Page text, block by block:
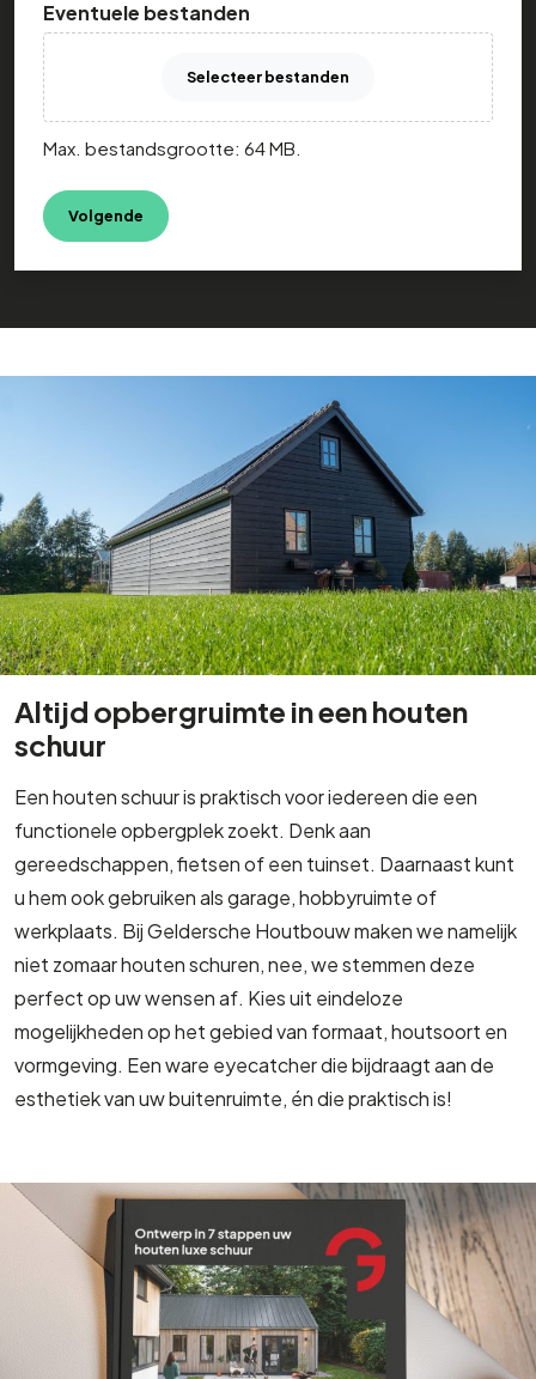
Eventuele bestanden
Selecteer bestanden
Max. bestandsgrootte: 64 MB.
Altijd opbergruimte in een houten
schuur
Een houten schuur is praktisch voor iedereen die een
functionele opbergplek zoekt. Denk aan
gereedschappen, fietsen of een tuinset. Daarnaast kunt
u hem ook gebruiken als garage, hobbyruimte of
werkplaats. Bij Geldersche Houtbouw maken we namelijk
niet zomaar houten schuren, nee, we stemmen deze
perfect op uw wensen af. Kies uit eindeloze
mogelijkheden op het gebied van formaat, houtsoort en
vormgeving. Een ware eyecatcher die bijdraagt aan de
esthetiek van uw buitenruimte, én die praktisch is!